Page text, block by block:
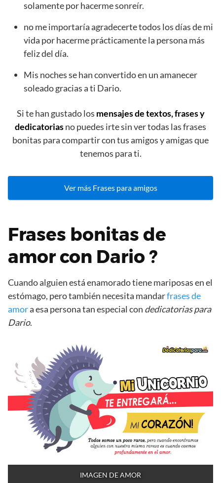
solamente por hacerme sonreír.
no me importaría agradecerte todos los días de mi
vida por hacerme prácticamente la persona más
feliz del día.
Mis noches se han convertido en un amanecer
soleado gracias a ti Dario.
Si te han gustado los mensajes de textos, frases y
dedicatoriasno puedes irte sin ver todas las frases
bonitas para compartir con tus amigos y amigas que
tenemos para ti.
Ver más Frases para amigos
Frases bonitas de
amor con Dario ?
Cuando alguien está enamorado tiene mariposas en el
estómago, pero también necesita mandarfrases de
amora esa persona tan especial con dedicatorias para
Dario.
IMAGEN DE AMOR